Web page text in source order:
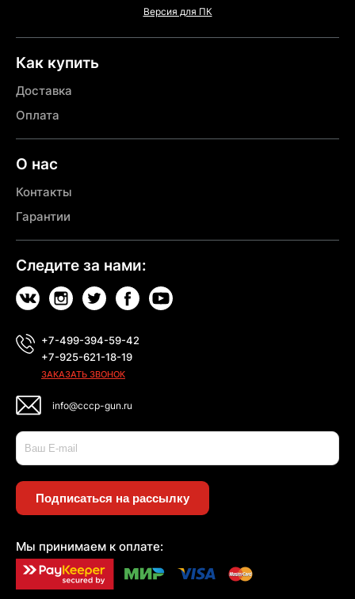
Версия для ПК
Как купить
Доставка
Оплата
О нас
Контакты
Гарантии
Следите за нами:
+7-499-394-59-42
+7-925-621-18-19
ЗАКАЗАТЬ ЗВОНОК
info@cccp-gun.ru
Подписаться на рассылку
Мы принимаем к оплате: